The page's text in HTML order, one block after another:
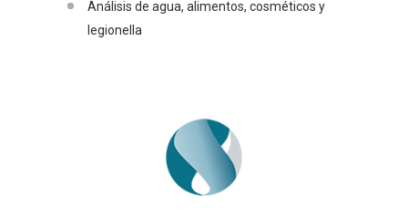
Análisis de agua, alimentos, cosméticos y
legionella